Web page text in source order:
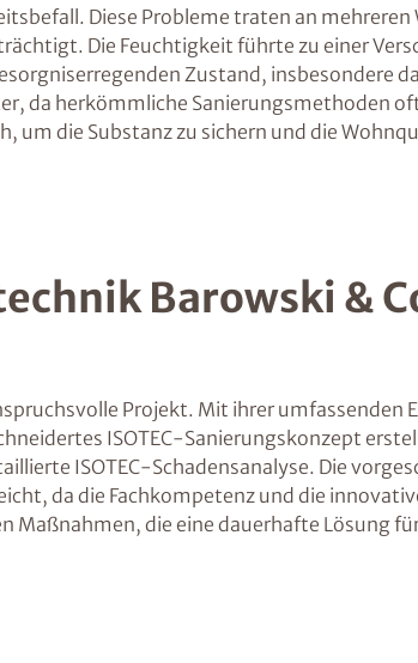
Diese Probleme traten an mehreren
Die Feuchtigkeit führte zu einer
Zustand, insbesondere
da herkömmliche Sanierungsmethoden
um die Substanz zu sichern und die
Barowski &
Projekt. Mit ihrer umfassenden
ISOTEC-Sanierungskonzept
ISOTEC-Schadensanalyse. Die
da die Fachkompetenz und die
die eine dauerhafte Lösung